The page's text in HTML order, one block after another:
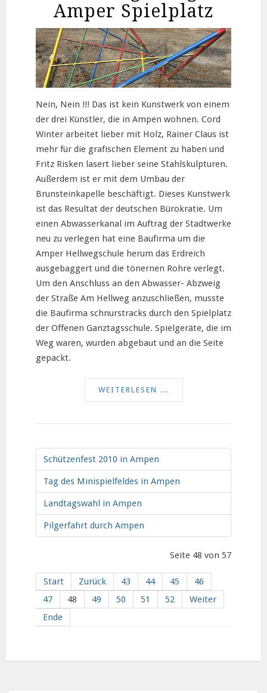
Amper Spielplatz
Nein, Nein !!! Das ist kein Kunstwerk von einem
der drei Künstler, die in Ampen wohnen. Cord
Winter arbeitet lieber mit Holz, Rainer Claus ist
mehr für die grafischen Element zu haben und
Fritz Risken lasert lieber seine Stahlskulpturen.
Außerdem ist er mit dem Umbau der
Brunsteinkapelle beschäftigt. Dieses Kunstwerk
ist das Resultat der deutschen Bürokratie. Um
einen Abwasserkanal im Auftrag der Stadtwerke
neu zu verlegen hat eine Baufirma um die
Amper Hellwegschule herum das Erdreich
ausgebaggert und die tönernen Rohre verlegt.
Um den Anschluss an den Abwasser- Abzweig
der Straße Am Hellweg anzuschließen, musste
die Baufirma schnurstracks durch den Spielplatz
der Offenen Ganztagsschule. Spielgeräte, die im
Weg waren, wurden abgebaut und an die Seite
gepackt.
WEITERLESEN ...
Schützenfest 2010 in Ampen
Tag des Minispielfeldes in Ampen
Landtagswahl in Ampen
Pilgerfahrt durch Ampen
Seite 48 von 57
Start Zurück 43 44 45
46
47
48 49 50 51 52
Weiter
Ende